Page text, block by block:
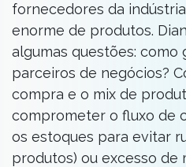
fornecedores da
enorme de produtos.
algumas questões: como
parceiros de negócios?
compra e o mix de
comprometer o fluxo de
os estoques para evitar
produtos) ou excesso de